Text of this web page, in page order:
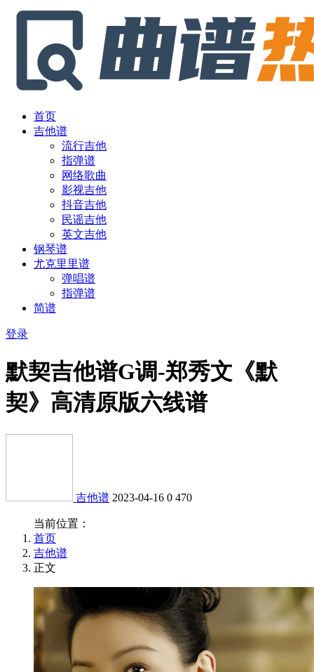
首页
吉他谱
流行吉他
指弹谱
网络歌曲
影视吉他
抖音吉他
民谣吉他
英文吉他
钢琴谱
尤克里里谱
弹唱谱
指弹谱
简谱
登录
默契吉他谱G调-郑秀文《默
契》高清原版六线谱
吉他谱 2023-04-16 0 470
当前位置：
首页
吉他谱
正文